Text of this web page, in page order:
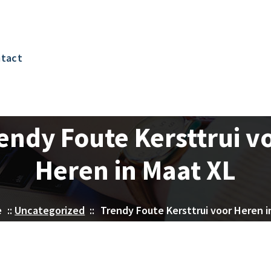
Foute Kersttrui
Heren in Maat XL
:: Uncategorized :: Trendy Foute Kersttrui voor Heren